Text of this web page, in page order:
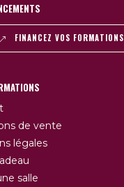
FINANCEZ VOS FORMATIONS
de vente
légales
salle